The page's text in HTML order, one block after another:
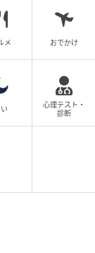
になりまし
な苦労を強
連絡が届きま
てきてもい
メッセージ
が手に取る
メ おでかけ
心理テスト・
診断